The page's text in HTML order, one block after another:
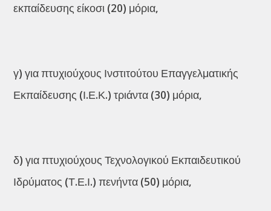
εκπαίδευσης είκοσι (20) μόρια,
γ) για πτυχιούχους Ινστιτούτου Επαγγελματικής
Εκπαίδευσης (Ι.Ε.Κ.) τριάντα (30) μόρια,
δ) για πτυχιούχους Τεχνολογικού Εκπαιδευτικού
Ιδρύματος (Τ.Ε.Ι.) πενήντα (50) μόρια,